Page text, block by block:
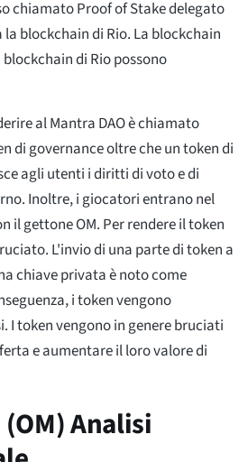
chiamato Proof of Stake delegato
la blockchain di Rio. La blockchain
di Rio possono
al Mantra DAO è chiamato
di governance oltre che un token di
agli utenti i diritti di voto e di
Inoltre, i giocatori entrano nel
il gettone OM. Per rendere il token
L'invio di una parte di token a
chiave privata è noto come
i token vengono
I token vengono in genere bruciati
e aumentare il loro valore di
Analisi